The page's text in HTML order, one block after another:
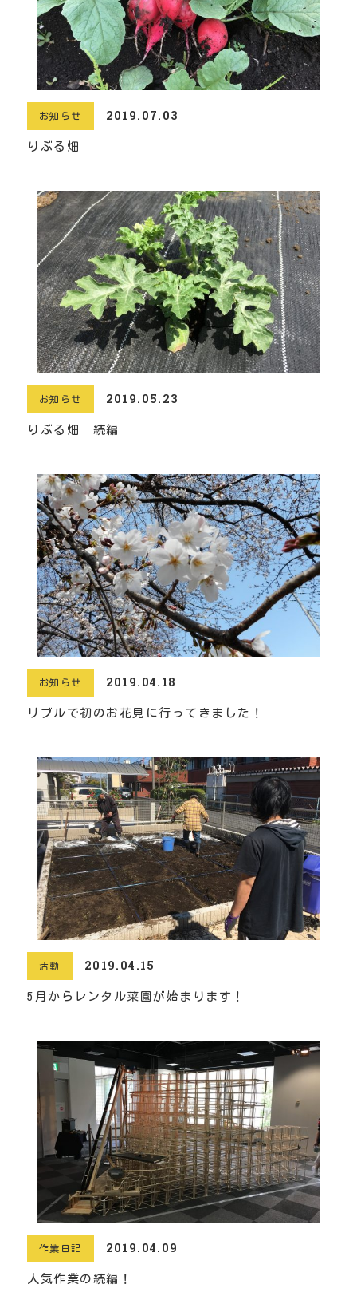
お知らせ 2019.07.03
りぶる畑
お知らせ 2019.05.23
りぶる畑 続編
お知らせ 2019.04.18
リブルで初のお花見に行ってきました！
活動 2019.04.15
5月からレンタル菜園が始まります！
作業日記 2019.04.09
人気作業の続編！